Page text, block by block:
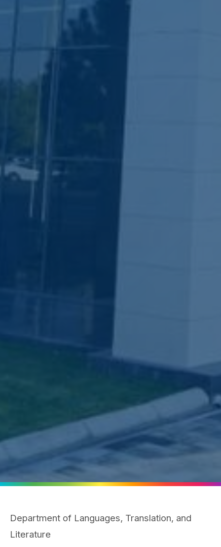
Department of Languages, Translation, and
Literature